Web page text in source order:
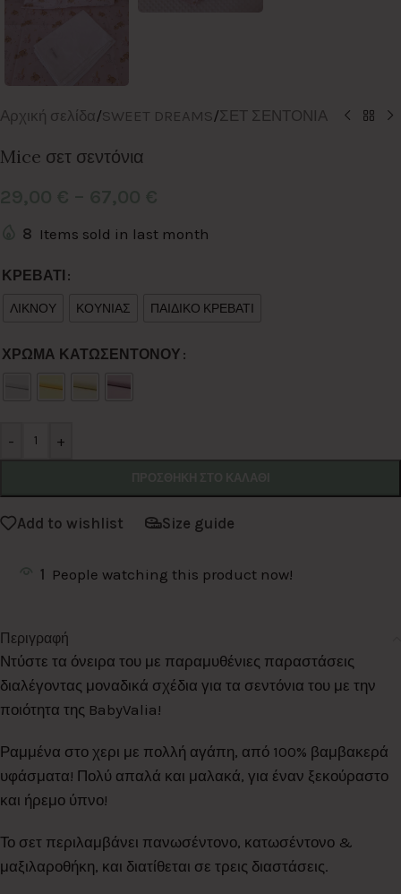
Αρχική σελίδα/SWEET DREAMS/ΣΕΤ ΣΕΝΤΟΝΙΑ
Mice σετ σεντόνια
8 Items sold in last month
ΚΡΕΒΑΤΙ
ΛΙΚΝΟΥ ΚΟΥΝΙΑΣ ΠΑΙΔΙΚΟ ΚΡΕΒΑΤΙ
ΧΡΩΜΑ ΚΑΤΩΣΕΝΤΟΝΟΥ
- +
Alternative:
Add to wishlist Size guide
1 People watching this product now!
Περιγραφή
Ντύστε τα όνειρα του με παραμυθένιες παραστάσεις
διαλέγοντας μοναδικά σχέδια για τα σεντόνια του με την
ποιότητα της BabyValia!
Ραμμένα στο χερι με πολλή αγάπη, από 100% βαμβακερά
υφάσματα! Πολύ απαλά και μαλακά, για έναν ξεκούραστο
και ήρεμο ύπνο!
Το σετ περιλαμβάνει πανωσέντονο, κατωσέντονο &
μαξιλαροθήκη, και διατίθεται σε τρεις διαστάσεις.